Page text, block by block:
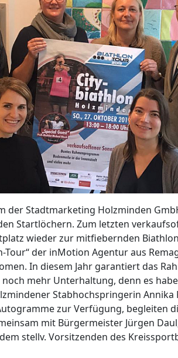
der Stadtmarketing Holzminden
Startlöchern. Zum letzten
wieder zur mitfiebernden
Tour“ der inMotion Agentur aus
In diesem Jahr garantiert das
mehr Unterhaltung, denn es
Stabhochspringerin
zur Verfügung, begleiten
mit Bürgermeister Jürgen
stellv. Vorsitzenden des